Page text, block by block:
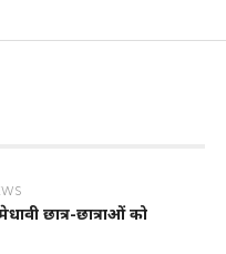
छात्र-छात्राओं को